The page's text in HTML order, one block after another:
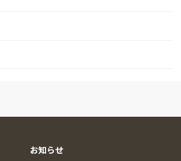
お知らせ